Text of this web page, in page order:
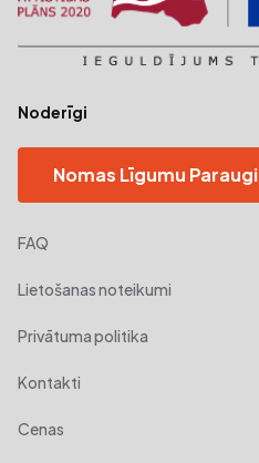
Noderīgi
Nomas Līgumu Paraugi
FAQ
Lietošanas noteikumi
Privātuma politika
Kontakti
Cenas